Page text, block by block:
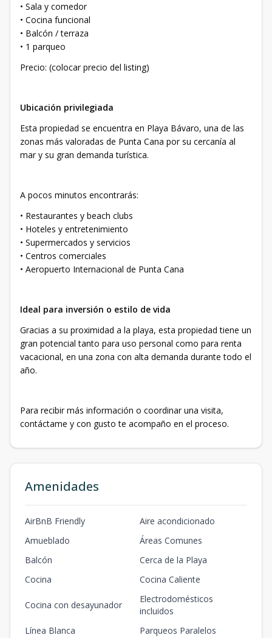
• Sala y comedor
• Cocina funcional
• Balcón / terraza
• 1 parqueo
Precio: (colocar precio del listing)
Ubicación privilegiada
Esta propiedad se encuentra en Playa Bávaro, una de las
zonas más valoradas de Punta Cana por su cercanía al
mar y su gran demanda turística.
A pocos minutos encontrarás:
• Restaurantes y beach clubs
• Hoteles y entretenimiento
• Supermercados y servicios
• Centros comerciales
• Aeropuerto Internacional de Punta Cana
Ideal para inversión o estilo de vida
Gracias a su proximidad a la playa, esta propiedad tiene un
gran potencial tanto para uso personal como para renta
vacacional, en una zona con alta demanda durante todo el
año.
Para recibir más información o coordinar una visita,
contáctame y con gusto te acompaño en el proceso.
Amenidades
AirBnB Friendly
Aire acondicionado
Amueblado
Áreas Comunes
Balcón
Cerca de la Playa
Cocina
Cocina Caliente
Cocina con desayunador
Electrodomésticos
incluidos
Línea Blanca
Parqueos Paralelos